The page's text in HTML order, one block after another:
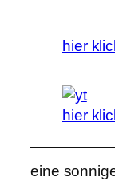
hier
hier
eine